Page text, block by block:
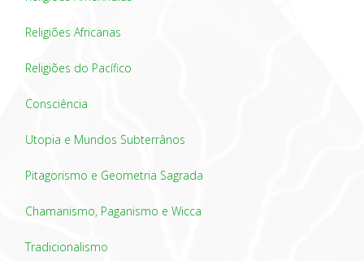
Religiões Africanas
Religiões do Pacífico
Consciência
Utopia e Mundos Subterrânos
Pitagorismo e Geometria Sagrada
Chamanismo, Paganismo e Wicca
Tradicionalismo